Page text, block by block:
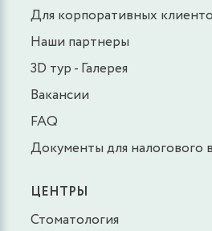
Для корпоративных
Наши партнеры
3D тур - Галерея
Вакансии
FAQ
Документы для налогового
ЦЕНТРЫ
Стоматология